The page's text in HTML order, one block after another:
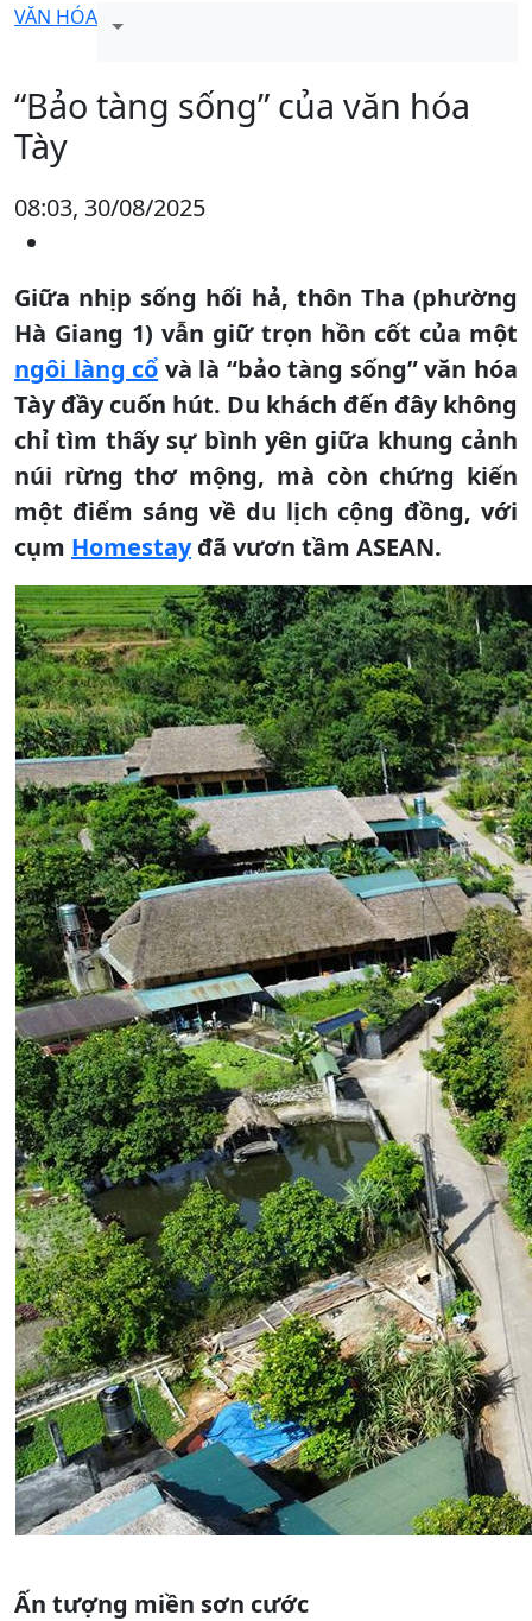
VĂN HÓA
“Bảo tàng sống” của văn hóa
Tày
08:03, 30/08/2025
Giữa nhịp sống hối hả, thôn Tha (phường
Hà Giang 1) vẫn giữ trọn hồn cốt của một
ngôi làng cổ và là “bảo tàng sống” văn hóa
Tày đầy cuốn hút. Du khách đến đây không
chỉ tìm thấy sự bình yên giữa khung cảnh
núi rừng thơ mộng, mà còn chứng kiến
một điểm sáng về du lịch cộng đồng, với
cụm Homestayđã vươn tầm ASEAN.
Ấn tượng miền sơn cước